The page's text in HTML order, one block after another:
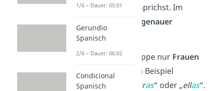
Frauen oder Männer
sprichst. Im
genauer
unterscheiden:
Wenn in einer Gruppe nur Frauen
sind, sagst du zum Beispiel
„nosotras vosotras“ oder „ellas“.
1/6 – Dauer: 05:01
Gerundio
Spanisch
2/6 – Dauer: 06:02
Condicional
Spanisch